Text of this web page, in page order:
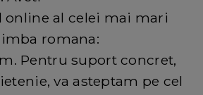
al celei mai mari
romana:
Pentru suport concret,
va asteptam pe cel